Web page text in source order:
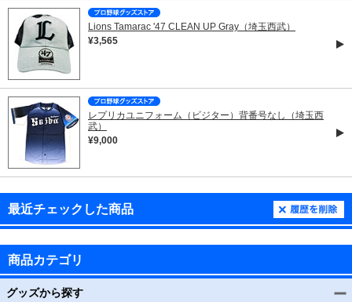
Lions Tamarac '47 CLEAN UP Gray（埼玉西武）
¥3,565
レプリカユニフォーム（ビジター）背番号なし（埼玉西
武）
¥9,000
最近チェックした商品
商品カテゴリ
グッズから探す